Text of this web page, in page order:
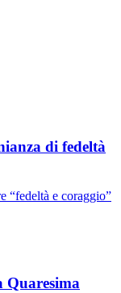
di fedeltà
“fedeltà e coraggio”
Quaresima